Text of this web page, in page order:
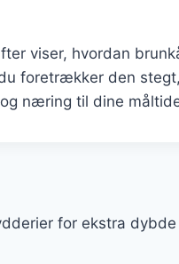
viser, hvordan
foretrækker den
næring til dine
for ekstra dybde